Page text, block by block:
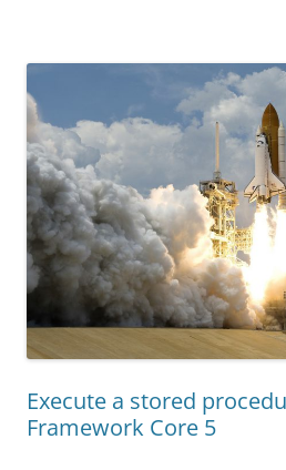
Execute a stored
Framework Core 5